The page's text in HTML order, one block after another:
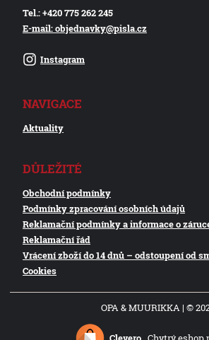
Tel.: +420 775 262 245
E-mail: objednavky@pisla.cz
Instagram
NAVIGACE
Aktuality
DŮLEŽITÉ
Obchodní podmínky
Podmínky zpracování osobních údajů
Reklamační podmínky a informace o
Reklamační řád
Vrácení zboží do 14 dnů – odstoupení od
Cookies
OPA & MUURIKKA | ©